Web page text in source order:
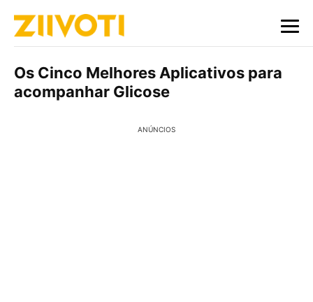
Os Cinco Melhores Aplicativos para
acompanhar Glicose
ANÚNCIOS